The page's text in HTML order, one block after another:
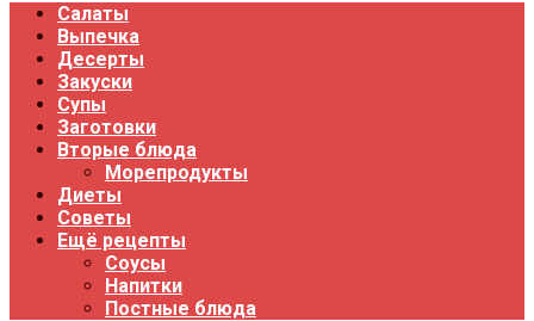
Салаты
Выпечка
Десерты
Закуски
Супы
Заготовки
Вторые блюда
Морепродукты
Диеты
Советы
Ещё рецепты
Соусы
Напитки
Постные блюда